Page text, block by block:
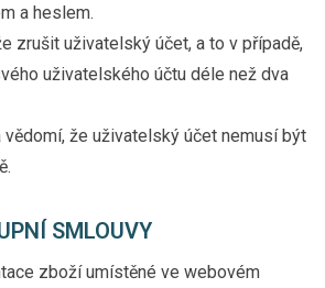
a heslem.
zrušit uživatelský účet, a to v případě,
uživatelského účtu déle než dva
vědomí, že uživatelský účet nemusí být
SMLOUVY
zboží umístěné ve webovém